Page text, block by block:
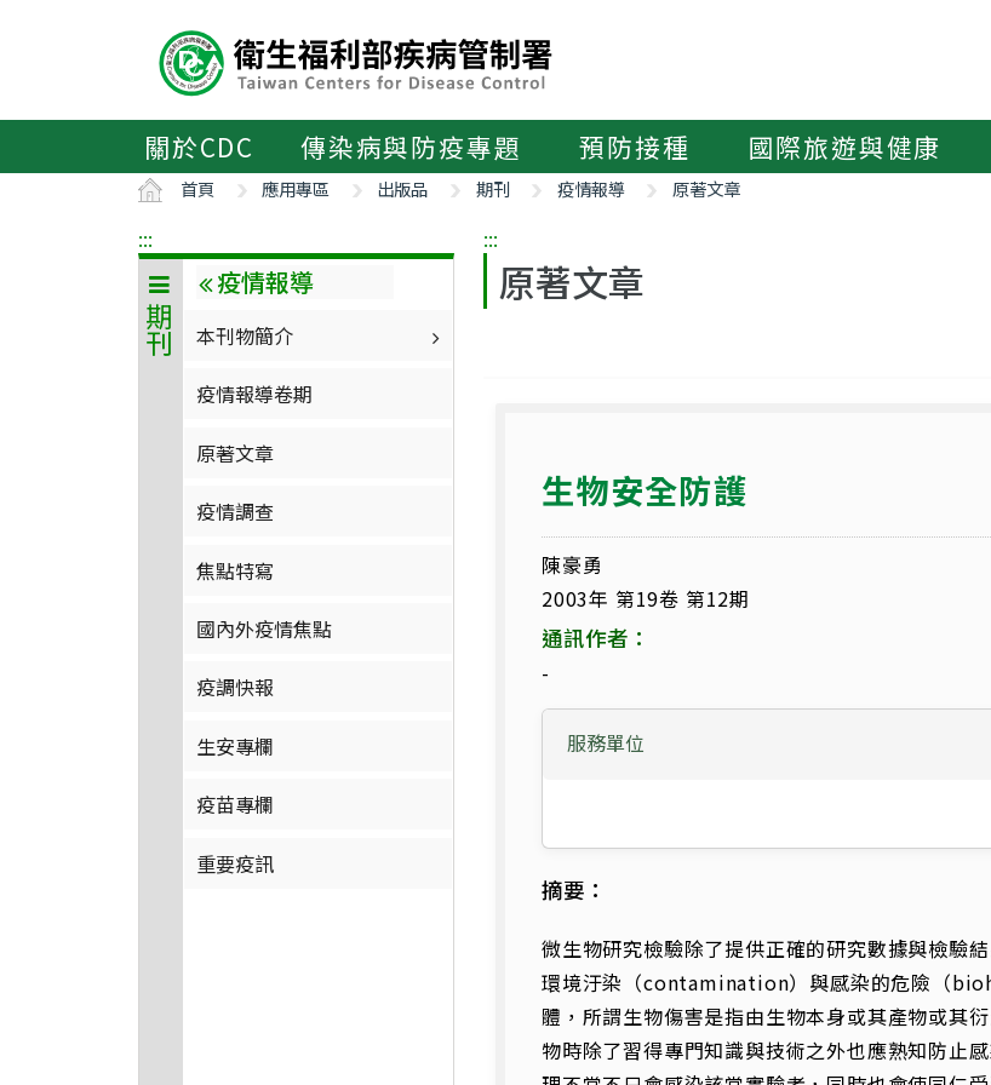
區
關於CDC 傳染病與防疫專題 預防接種 國際旅遊與健康
首頁 應用專區 出版品 期刊 疫情報導 原著文章
:::
期刊
疫情報導
本刊物簡介
疫情報導卷期
原著文章
疫情調查
焦點特寫
國內外疫情焦點
疫調快報
生安專欄
疫苗專欄
重要疫訊
:::
原著文章
生物安全防護
陳豪勇
2003年 第19卷 第12期
通訊作者：
-
服務單位
摘要：
微生物研究檢驗除了提供正確的研究數據與檢驗
環境汙染（contamination）與感染的危險（
體，所謂生物傷害是指由生物本身或其產物或其
物時除了習得專門知識與技術之外也應熟知防止